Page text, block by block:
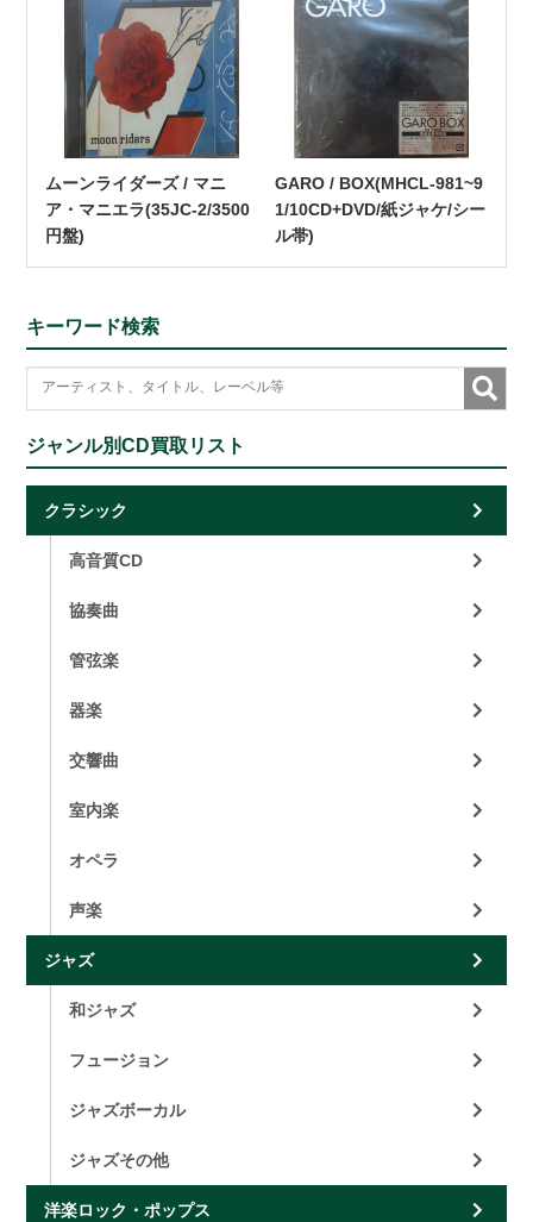
ムーンライダーズ / マニ
ア・マニエラ(35JC-2/3500
円盤)
GARO / BOX(MHCL-981~9
1/10CD+DVD/紙ジャケ/シー
ル帯)
キーワード検索
ジャンル別CD買取リスト
クラシック
高音質CD
協奏曲
管弦楽
器楽
交響曲
室内楽
オペラ
声楽
ジャズ
和ジャズ
フュージョン
ジャズボーカル
ジャズその他
洋楽ロック・ポップス